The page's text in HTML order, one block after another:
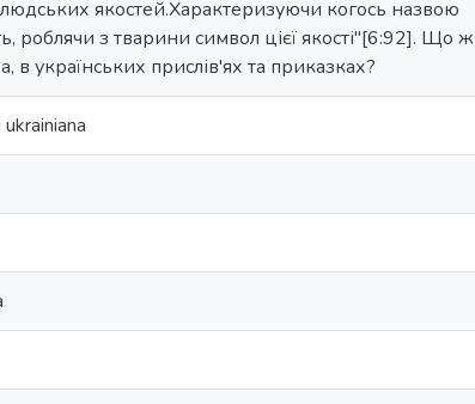
якостей.Характеризуючи когось назвою
роблячи з тварини символ цієї якості"[6:92]. Що ж
в українських прислів'ях та приказках?